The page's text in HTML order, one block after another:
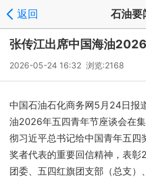
返回 石油要
张传江出席中国海油
2026-05-24 16:32 浏览:2168
中国石油石化商务网5月24日报
油2026年五四青年节座谈会在
彻习近平总书记给中国青年五四
奖者代表的重要回信精神，表
团委、五四红旗团支部（总支